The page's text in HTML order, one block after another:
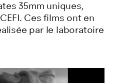
35mm uniques,
Ces films ont en
par le laboratoire